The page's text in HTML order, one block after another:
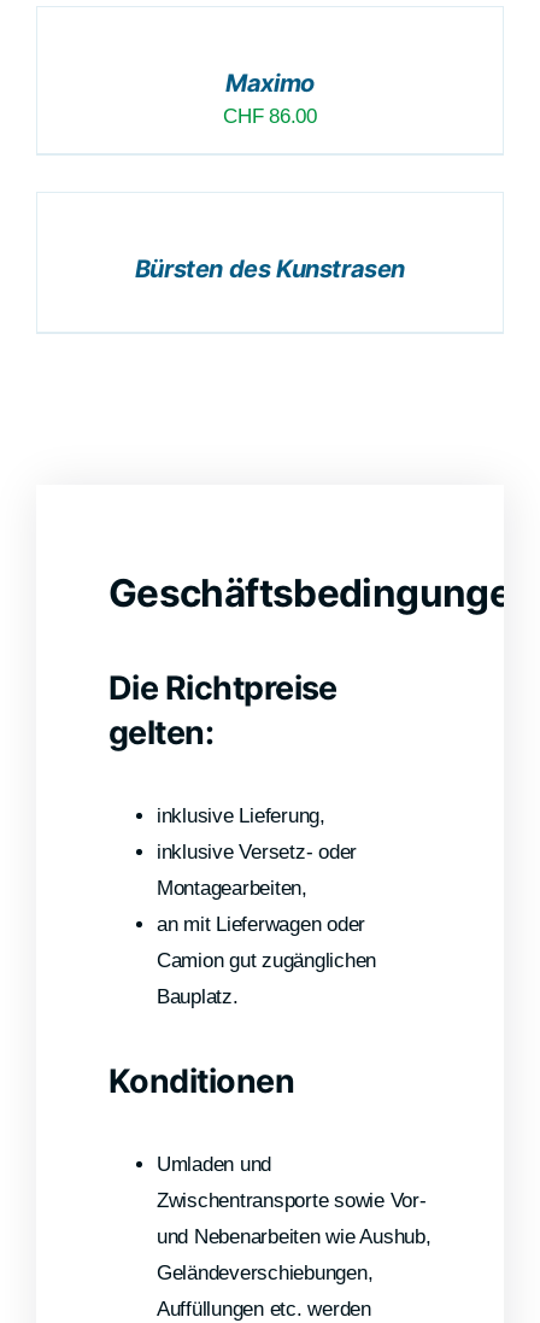
ZUSAMMENSTELLUNG
DETAILS
Maximo
CHF 86.00
Bürsten des Kunstrasen
Geschäftsbedingungen
Die Richtpreise
gelten:
inklusive Lieferung,
inklusive Versetz- oder
Montagearbeiten,
an mit Lieferwagen oder
Camion gut zugänglichen
Bauplatz.
Konditionen
Umladen und
Zwischentransporte sowie Vor-
und Nebenarbeiten wie Aushub,
Geländeverschiebungen,
Auffüllungen etc. werden